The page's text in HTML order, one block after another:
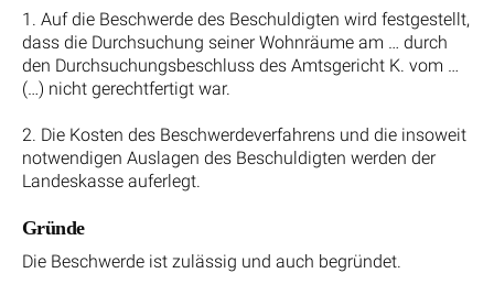
1. Auf die Beschwerde des Beschuldigten wird festgestellt,
dass die Durchsuchung seiner Wohnräume am … durch
den Durchsuchungsbeschluss des Amtsgericht K. vom …
(…) nicht gerechtfertigt war.
2. Die Kosten des Beschwerdeverfahrens und die insoweit
notwendigen Auslagen des Beschuldigten werden der
Landeskasse auferlegt.
Gründe
Die Beschwerde ist zulässig und auch begründet.